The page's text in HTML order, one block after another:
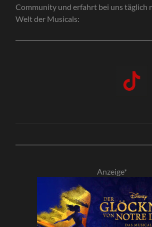
Community und erfahrt bei uns täglich
Welt der Musicals:
Anzeige*